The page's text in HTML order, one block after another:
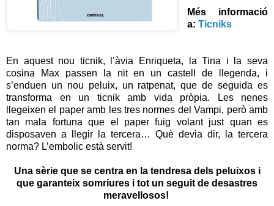
Més informació
a: Ticniks
En aquest nou ticnik, l’àvia Enriqueta, la Tina i la seva
cosina Max passen la nit en un castell de llegenda, i
s’enduen un nou peluix, un ratpenat, que de seguida es
transforma en un ticnik amb vida pròpia. Les nenes
llegeixen el paper amb les tres normes del Vampi, però amb
tan mala fortuna que el paper fuig volant just quan es
disposaven a llegir la tercera… Què devia dir, la tercera
norma? L’embolic està servit!
Una sèrie que se centra en la tendresa dels peluixos i
que garanteix somriures i tot un seguit de desastres
meravellosos!